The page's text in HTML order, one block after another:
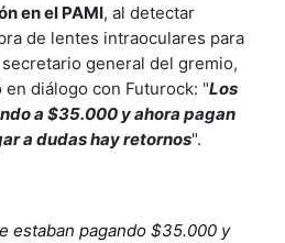
en el PAMI, al detectar
de lentes intraoculares para
general del gremio,
en diálogo con Futurock: "Los
a $35.000 y ahora pagan
a dudas hay retornos".
estaban pagando $35.000 y